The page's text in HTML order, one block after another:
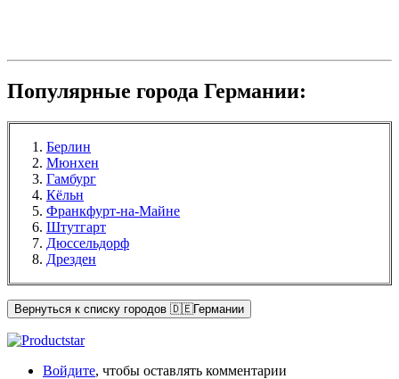
Популярные города Германии:
Берлин
Мюнхен
Гамбург
Кёльн
Франкфурт-на-Майне
Штутгарт
Дюссельдорф
Дрезден
Вернуться к списку городов 🇩🇪Германии
Войдите, чтобы оставлять комментарии